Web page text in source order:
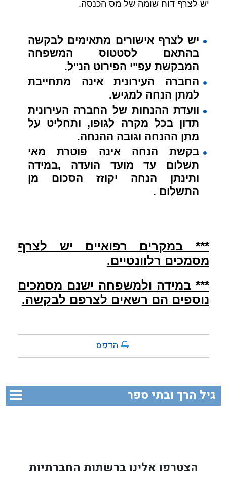
יש לצרף דוח שומה של מס הכנסה.
יש לצרף אישורים מתאימים לבקשה
בהתאם לסטטוס המשפחה
המבקשת עפ"י הפירוט הנ"ל.
החברה העירונית אינה מתחייבת
למתן הנחה למגיש.
וועדת ההנחות של החברה העירונית
תדון בכל מקרה לגופו, ותחליט על
מתן ההנחה וגובה ההנחה.
בקשת הנחה אינה פוטרת מאי
תשלום עד מועד הועדה ,במידה
ותינתן הנחה יקוזז הסכום מן
התשלום .
*** במקרים רפואיים יש לצרף
מסמכים רלוונטיים.
*** במידה ולמשפחה ישנם מסמכים
נוספים הם רשאים לצרפם לבקשה.
הדפס
גיל הרך ובתי ספר
הצטרפו אלינו ברשתות החברתיות